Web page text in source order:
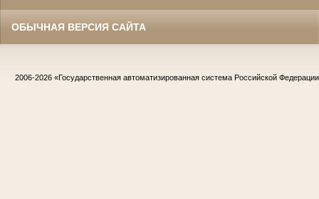
ОБЫЧНАЯ ВЕРСИЯ САЙТА
2006-2026 «Государственная автоматизированная система Российской